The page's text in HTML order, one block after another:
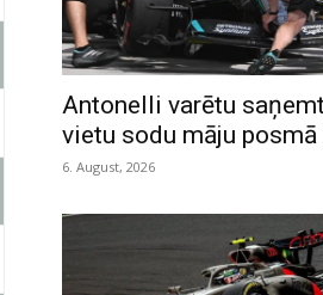
Antonelli varētu
vietu sodu māju
6. August, 2026